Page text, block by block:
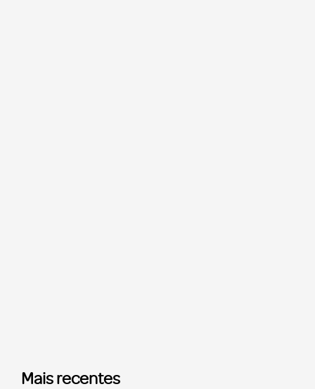
Mais recentes